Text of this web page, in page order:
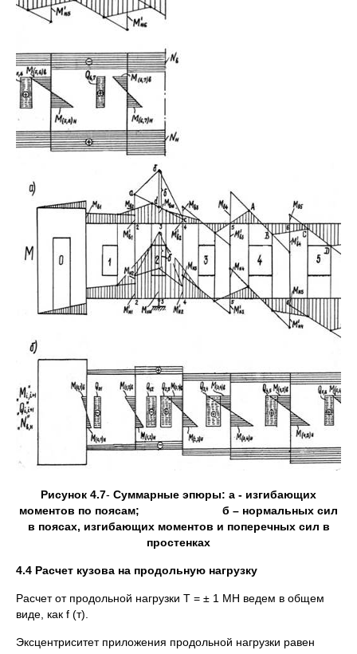
Рисунок 4.7- Суммарные эпюры: а - изгибающих
моментов по поясам; б – нормальных сил
в поясах, изгибающих моментов и поперечных сил в
простенках
4.4 Расчет кузова на продольную нагрузку
Расчет от продольной нагрузки T = ± 1 МН ведем в общем
виде, как f (т).
Эксцентриситет приложения продольной нагрузки равен